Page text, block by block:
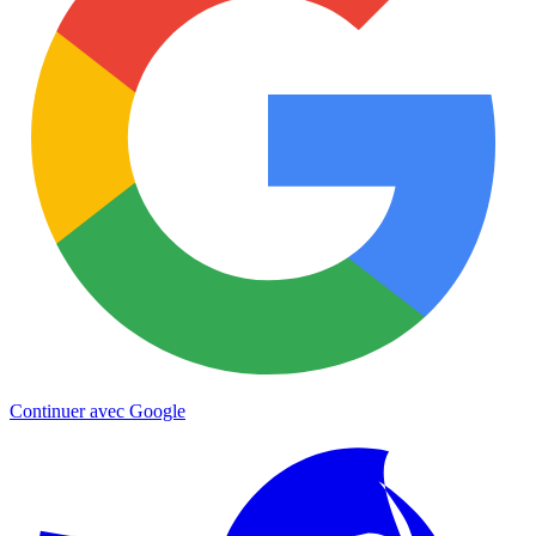
Continuer avec Google